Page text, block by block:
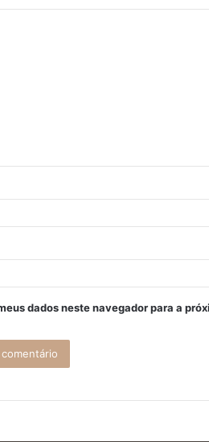
dados neste navegador para a